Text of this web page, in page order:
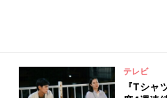
テレビ
『Tシャ